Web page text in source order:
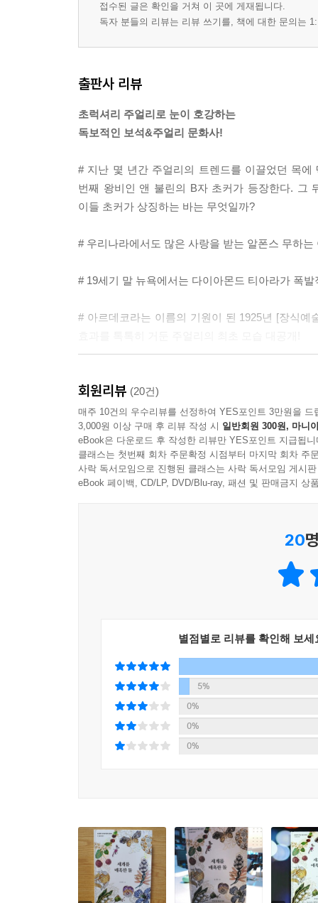
접수된 글은 확인을 거쳐 이 곳에 게재됩니다.
독자 분들의 리뷰는 리뷰 쓰기를, 책에 대한 문의는
출판사 리뷰
초럭셔리 주얼리로 눈이 호강하는
독보적인 보석&주얼리 문화사!
# 지난 몇 년간 주얼리의 트렌드를 이끌었던 목
번째 왕비인 앤 불린의 B자 초커가 등장한다.
이들 초커가 상징하는 바는 무엇일까?
# 우리나라에서도 많은 사랑을 받는 알폰스 무하
# 19세기 말 뉴욕에서는 다이아몬드 티아라가 폭
# 아르데코라는 이름의 기원이 된 1925년 [장식
# 결혼 예물 하면 다이아몬드 반지가 절로 떠오르
전 드비어스의 홍보 전략이 여전히 유효하다는 증
# 요즘 세대가 선망하는 까르띠에의 러브 팔찌를
20세기 보석과 주얼리에 관한 거의 모든 것을
럭셔리 브랜드에서 제공한 역사적인 주얼리 사진
보석과 주얼리 문화사, 그 두 번째 이야기
이 책은 2020년에 출간된 윤성원의 보석&주얼
클레오파트라부터 러시아 제국의 마지막 차르
황금시대라 할 아르누보, 벨에포크, 아르데코, 레
이 책의 저자 윤성원은 국내 최고의 ‘주얼리 스
경매의 신기록을 갈아치운 역대급 주얼리, 럭셔
풍성한 경험담은 주얼리의 역사라는 인문학의 접
회원리뷰 (20건)
매주 10건의 우수리뷰를 선정하여 YES포인트 3만원을 드
3,000원 이상 구매 후 리뷰 작성 시 일반회원 300원, 마니
eBook은 다운로드 후 작성한 리뷰만 YES포인트 지급됩니
클래스는 첫번째 회차 주문확정 시점부터 마지막 회차 주
사락 독서모임으로 진행된 클래스는 사락 독서모임 게시
eBook 페이백, CD/LP, DVD/Blu-ray, 패션 및 판매금지 상
20
별점별로 리뷰를 확인해 보세
5%
0%
0%
0%